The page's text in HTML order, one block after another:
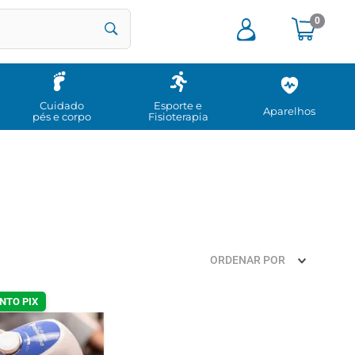
0
Cuidado
pés e corpo
Esporte e
Fisioterapia
Aparelhos
ORDENAR POR
PIX